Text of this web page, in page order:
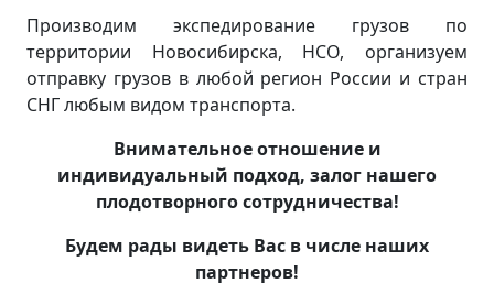
Производим экспедирование грузов по
территории Новосибирска, НСО, организуем
отправку грузов в любой регион России и стран
СНГ любым видом транспорта.
Внимательное отношение и
индивидуальный подход, залог нашего
плодотворного сотрудничества!
Будем рады видеть Вас в числе наших
партнеров!